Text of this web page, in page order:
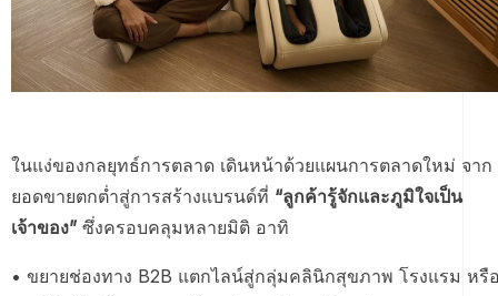
ในแง่ของกลยุทธ์การตลาด เดินหน้าด้วยแผนการตลาดใหม่ จาก
ยอดขายตกต่ำสู่การสร้างแบรนด์ที่ “ลูกค้ารู้จักและภูมิใจเป็น
เจ้าของ” ซึ่งครอบคลุมหลายมิติ อาทิ
• ขยายช่องทาง B2B แตกไลน์สู่กลุ่มคลินิกสุขภาพ โรงแรม หรื